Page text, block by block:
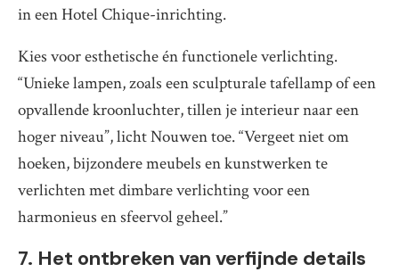
in een Hotel Chique-inrichting.
Kies voor esthetische én functionele verlichting.
“Unieke lampen, zoals een sculpturale tafellamp of een
opvallende kroonluchter, tillen je interieur naar een
hoger niveau”, licht Nouwen toe. “Vergeet niet om
hoeken, bijzondere meubels en kunstwerken te
verlichten met dimbare verlichting voor een
harmonieus en sfeervol geheel.”
7. Het ontbreken van verfijnde details